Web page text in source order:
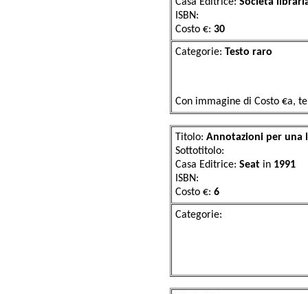
ISBN:
Costo €: 30
Categorie:
Con immagine di Costo €a,
Titolo: Annotazioni per una
Sottotitolo:
Casa Editrice: Seat in 1991
ISBN:
Costo €: 6